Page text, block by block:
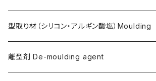
天然繊維 AC100/AC730共用
Flex Metal (AC730ベースの金属粉入り主材)
金属仕上げ副資材
アクリリックシーラーAC100用
AQSコートAC100用
型取り材（シリコン・アルギン酸塩）Moulding
シリコン
離型剤 De-moulding agent